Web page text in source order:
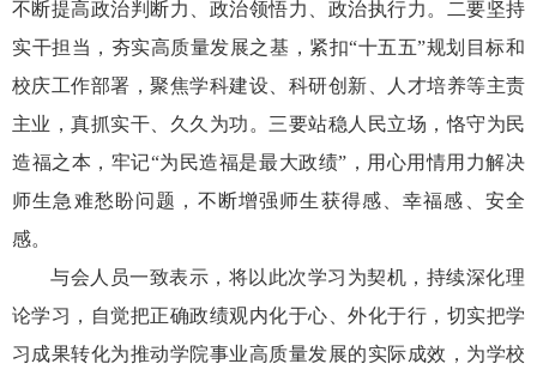
不断提高政治判断力、政治领悟力、政治执行力。二要坚持
实干担当，夯实高质量发展之基，紧扣“十五五”规划目标和
校庆工作部署，聚焦学科建设、科研创新、人才培养等主责
主业，真抓实干、久久为功。三要站稳人民立场，恪守为民
造福之本，牢记“为民造福是最大政绩”，用心用情用力解决
师生急难愁盼问题，不断增强师生获得感、幸福感、安全
感。
与会人员一致表示，将以此次学习为契机，持续深化理
论学习，自觉把正确政绩观内化于心、外化于行，切实把学
习成果转化为推动学院事业高质量发展的实际成效，为学校